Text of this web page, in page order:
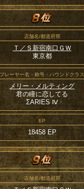
店舗名/都道府県
Ｔ／Ｓ新宿南口ＧＷ
東京都
プレーヤー名・称号・ハウンドクラス
メリー・メルティング
君の瞳に恋してる
ΣARIES Ⅳ
EP
18458 EP
店舗名/都道府県